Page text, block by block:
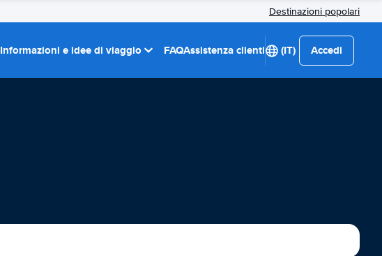
Destinazioni popolari
Informazioni e idee di viaggio FAQAssistenza clienti (IT) Accedi